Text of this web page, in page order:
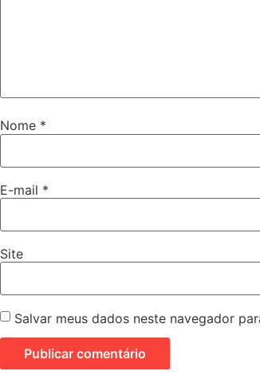
Nome *
E-mail *
Site
Salvar meus dados neste navegador